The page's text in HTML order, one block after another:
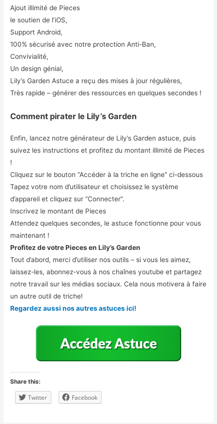
Ajout illimité de Pieces
le soutien de l’iOS,
Support Android,
100% sécurisé avec notre protection Anti-Ban,
Convivialité,
Un design génial,
Lily’s Garden Astuce a reçu des mises à jour régulières,
Très rapide – générer des ressources en quelques secondes !
Comment pirater le Lily’s Garden
Enfin, lancez notre générateur de Lily’s Garden astuce, puis
suivez les instructions et profitez du montant illimité de Pieces
!
Cliquez sur le bouton “Accéder à la triche en ligne” ci-dessous
Tapez votre nom d’utilisateur et choisissez le système
d’appareil et cliquez sur “Connecter”.
Inscrivez le montant de Pieces
Attendez quelques secondes, le astuce fonctionne pour vous
maintenant !
Profitez de votre Pieces en Lily’s Garden
Tout d’abord, merci d’utiliser nos outils – si vous les aimez,
laissez-les, abonnez-vous à nos chaînes youtube et partagez
notre travail sur les médias sociaux. Cela nous motivera à faire
un autre outil de triche!
Regardez aussi nos autres astuces ici!
Share this:
Twitter Facebook